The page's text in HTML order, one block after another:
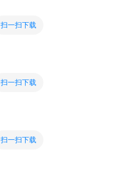
扫一扫下载
扫一扫下载
扫一扫下载